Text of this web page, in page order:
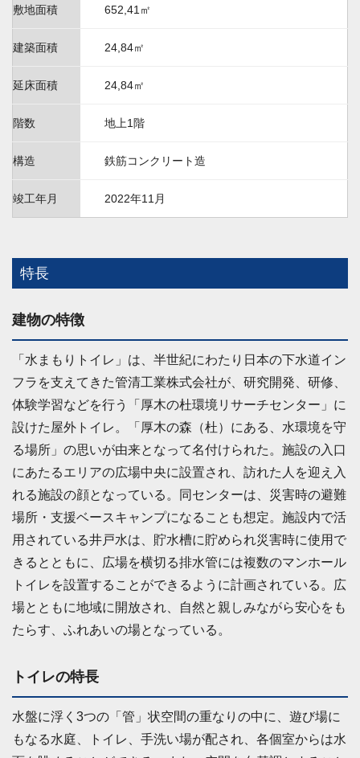
敷地面積 652,41㎡
建築面積 24,84㎡
延床面積 24,84㎡
階数 地上1階
構造 鉄筋コンクリート造
竣工年月 2022年11月
特長
建物の特徴
「水まもりトイレ」は、半世紀にわたり日本の下水道イン
フラを支えてきた管清工業株式会社が、研究開発、研修、
体験学習などを行う「厚木の杜環境リサーチセンター」に
設けた屋外トイレ。「厚木の森（杜）にある、水環境を守
る場所」の思いが由来となって名付けられた。施設の入口
にあたるエリアの広場中央に設置され、訪れた人を迎え入
れる施設の顔となっている。同センターは、災害時の避難
場所・支援ベースキャンプになることも想定。施設内で活
用されている井戸水は、貯水槽に貯められ災害時に使用で
きるとともに、広場を横切る排水管には複数のマンホール
トイレを設置することができるように計画されている。広
場とともに地域に開放され、自然と親しみながら安心をも
たらす、ふれあいの場となっている。
トイレの特長
水盤に浮く3つの「管」状空間の重なりの中に、遊び場に
もなる水庭、トイレ、手洗い場が配され、各個室からは水